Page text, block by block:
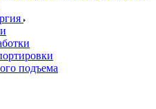
подъема